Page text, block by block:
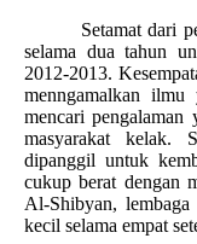
Setamat dari
selama dua tahun
2012-2013.
menngamalkan ilmu
mencari
masyarakat kelak.
dipanggil untuk
cukup berat dengan
Al-Shibyan,
kecil selama empat